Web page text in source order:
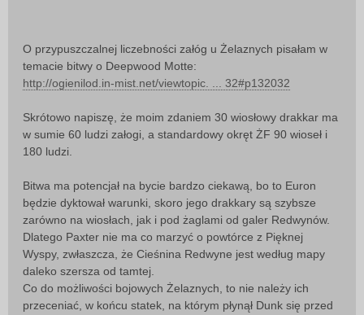
O przypuszczalnej liczebności załóg u Żelaznych pisałam w
temacie bitwy o Deepwood Motte:
http://ogienilod.in-mist.net/viewtopic. ... 32#p132032
Skrótowo napiszę, że moim zdaniem 30 wiosłowy drakkar ma
w sumie 60 ludzi załogi, a standardowy okręt ŻF 90 wioseł i
180 ludzi.
Bitwa ma potencjał na bycie bardzo ciekawą, bo to Euron
będzie dyktował warunki, skoro jego drakkary są szybsze
zarówno na wiosłach, jak i pod żaglami od galer Redwynów.
Dlatego Paxter nie ma co marzyć o powtórce z Pięknej
Wyspy, zwłaszcza, że Cieśnina Redwyne jest według mapy
daleko szersza od tamtej.
Co do możliwości bojowych Żelaznych, to nie należy ich
przeceniać, w końcu statek, na którym płynął Dunk się przed